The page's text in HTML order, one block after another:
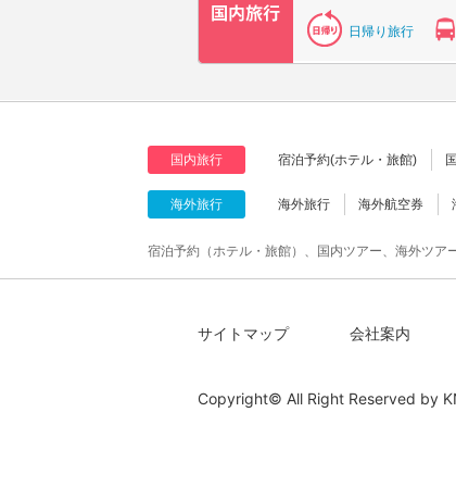
日帰り旅行
国内旅行 宿泊予約(ホテル・旅館)
海外旅行 海外旅行 海外航空券
宿泊予約（ホテル・旅館）、国内ツアー、海外ツ
サイトマップ 会社案内
Copyright© All Right Reserved by